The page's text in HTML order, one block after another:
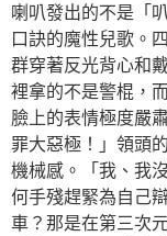
喇叭發出的不是「
口訣的魔性兒歌。
群穿著反光背心和
裡拿的不是警棍，
臉上的表情極度嚴
罪大惡極！」領頭
機械感。「我、我
何手殘趕緊為自己
車？那是在第三次